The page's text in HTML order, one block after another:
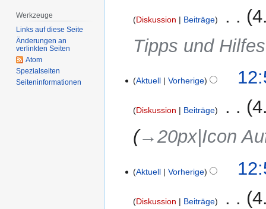
z
s
a
m
n
a
s
u
g
Diskussion Beiträge
Tipps und
Aktuell Vorherige
Diskussion Beiträge
→‎20px|Icon
Aktuell Vorherige
Diskussion Beiträge
Werkzeuge
Links auf diese Seite
Änderungen an
verlinkten Seiten
Atom
Spezialseiten
Seiten­­informationen